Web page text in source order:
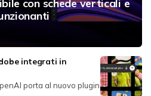
con schede verticali e
integrati in
porta al nuovo plugin